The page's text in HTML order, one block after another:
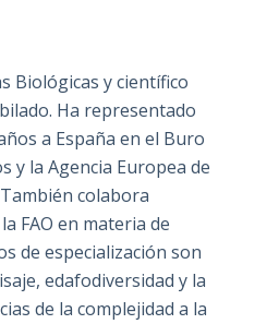
Biológicas y científico
Ha representado
a España en el Buro
y la Agencia Europea de
colabora
FAO en materia de
de especialización son
edafodiversidad y la
de la complejidad a la